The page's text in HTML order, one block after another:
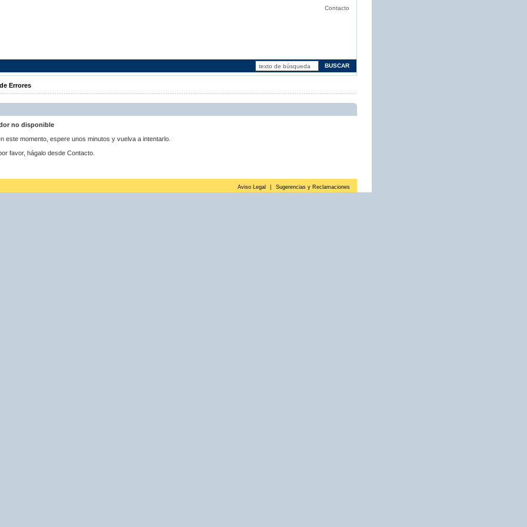
Contacto
Errores
no disponible
este momento, espere unos minutos y vuelva a intentarlo.
favor, hágalo desde Contacto.
Aviso Legal Sugerencias y Reclamaciones